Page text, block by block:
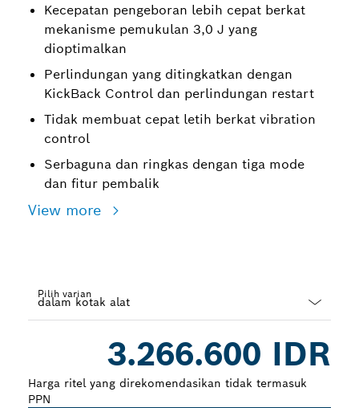
Kecepatan pengeboran lebih cepat berkat
mekanisme pemukulan 3,0 J yang
dioptimalkan
Perlindungan yang ditingkatkan dengan
KickBack Control dan perlindungan restart
Tidak membuat cepat letih berkat vibration
control
Serbaguna dan ringkas dengan tiga mode
dan fitur pembalik
View more
Pilih varian
3.266.600 IDR
Harga ritel yang direkomendasikan tidak termasuk
PPN